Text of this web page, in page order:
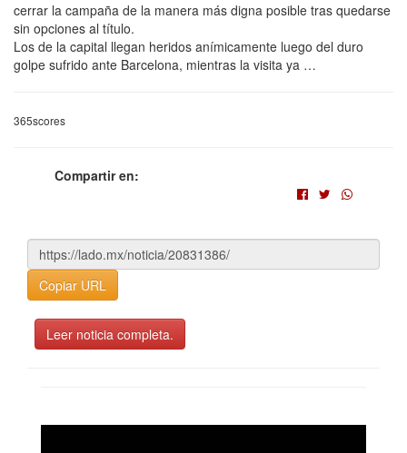
cerrar la campaña de la manera más digna posible tras quedarse
sin opciones al título.
Los de la capital llegan heridos anímicamente luego del duro
golpe sufrido ante Barcelona, mientras la visita ya …
365scores
Compartir en:
Copiar URL
Leer noticia completa.